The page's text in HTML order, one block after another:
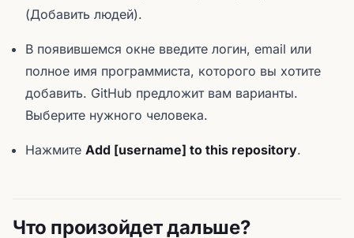
(Добавить людей).
В появившемся окне введите логин, email или
полное имя программиста, которого вы хотите
добавить. GitHub предложит вам варианты.
Выберите нужного человека.
Нажмите Add [username] to this repository.
Что произойдет дальше?